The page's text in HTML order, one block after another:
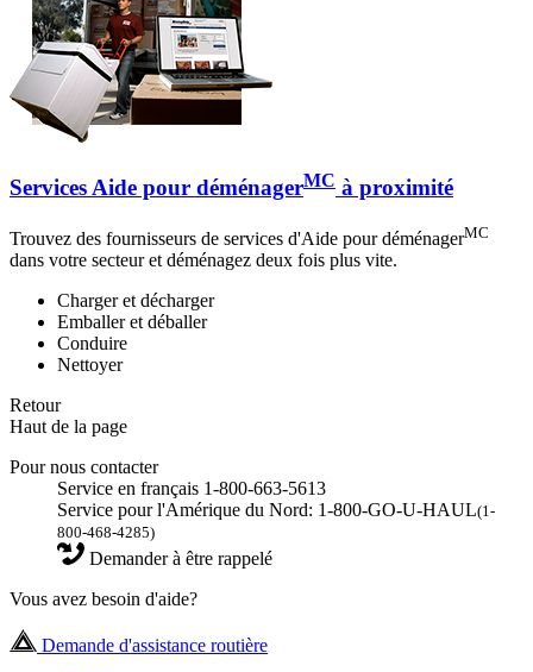
Services Aide pour déménagerMC à proximité
Trouvez des fournisseurs de services d'Aide pour déménagerMC
dans votre secteur et déménagez deux fois plus vite.
Charger et décharger
Emballer et déballer
Conduire
Nettoyer
Retour
Haut de la page
Pour nous contacter
Service en français 1-800-663-5613
Service pour l'Amérique du Nord: 1-800-GO-U-HAUL(1-
800-468-4285)
Demander à être rappelé
Vous avez besoin d'aide?
Demande d'assistance routière